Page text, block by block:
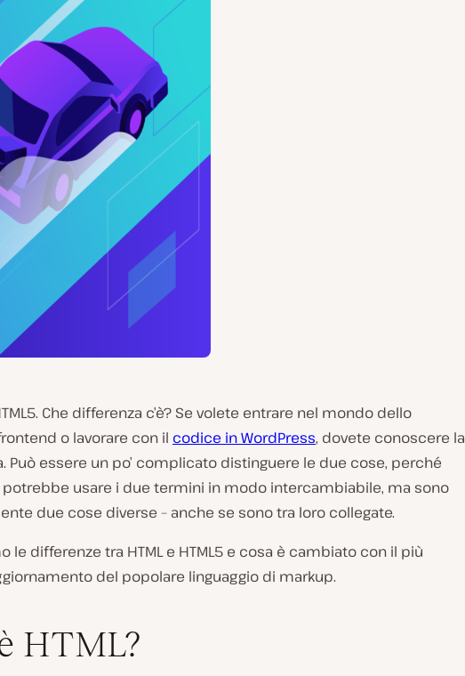
Che differenza c’è? Se volete entrare nel mondo dello
o lavorare con il codice in WordPress, dovete conoscere la
Può essere un po’ complicato distinguere le due cose, perché
usare i due termini in modo intercambiabile, ma sono
due cose diverse – anche se sono tra loro collegate.
le differenze tra HTML e HTML5 e cosa è cambiato con il più
del popolare linguaggio di markup.
HTML?